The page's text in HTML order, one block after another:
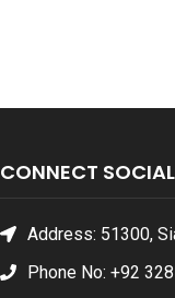
CONNECT
Address: 51300,
Phone No: +92